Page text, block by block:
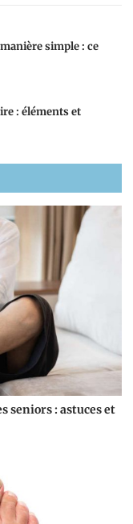
simple : ce
: éléments et
seniors : astuces et